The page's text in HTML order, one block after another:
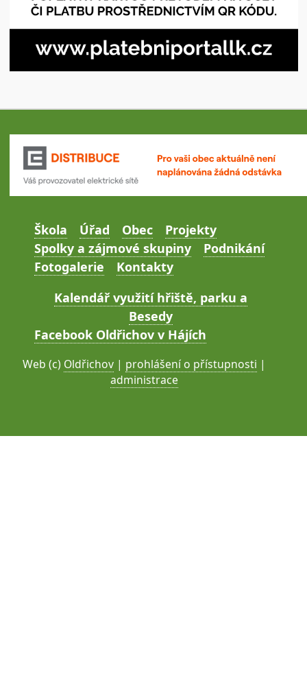
Škola Úřad Obec
Projekty
Spolky a zájmové skupiny
Podnikání
Fotogalerie
Kontakty
Kalendář využití hřiště, parku a
Besedy
Facebook Oldřichov v Hájích
Web (c) Oldřichov | prohlášení o přístupnosti |
administrace